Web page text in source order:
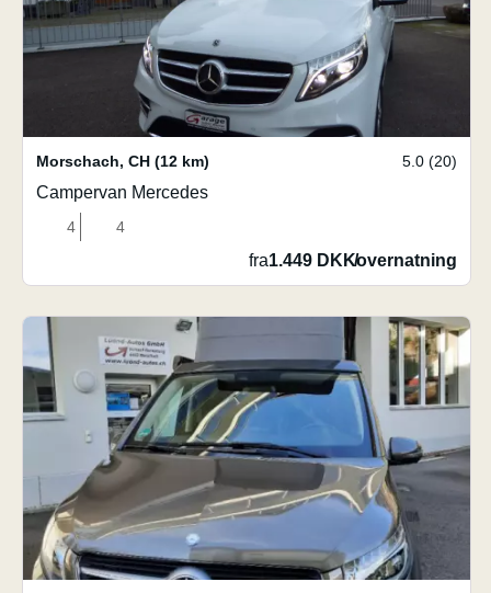
Morschach, CH (12 km) 5.0 (20)
Campervan Mercedes
4 4
fra1.449 DKK/overnatning